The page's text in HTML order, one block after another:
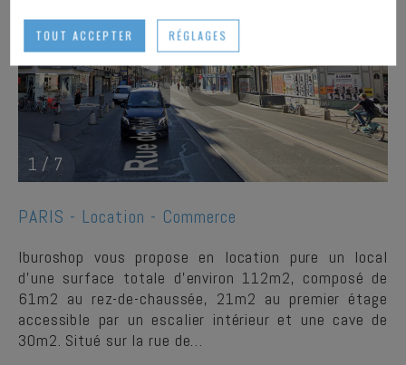
1 / 7
PARIS - Location - Commerce
Iburoshop vous propose en location pure un local
d'une surface totale d'environ 112m2, composé de
61m2 au rez-de-chaussée, 21m2 au premier étage
accessible par un escalier intérieur et une cave de
30m2. Situé sur la rue de…
TOUT ACCEPTER RÉGLAGES